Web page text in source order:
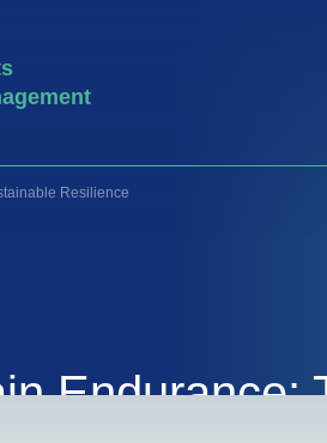
Resilience
Endurance: